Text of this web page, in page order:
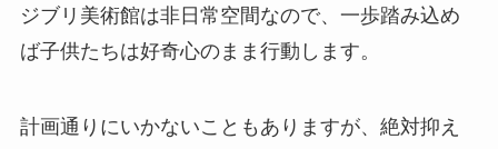
ジブリ美術館は非日常空間なので、一歩踏み込め
ば子供たちは好奇心のまま行動します。
計画通りにいかないこともありますが、絶対抑え